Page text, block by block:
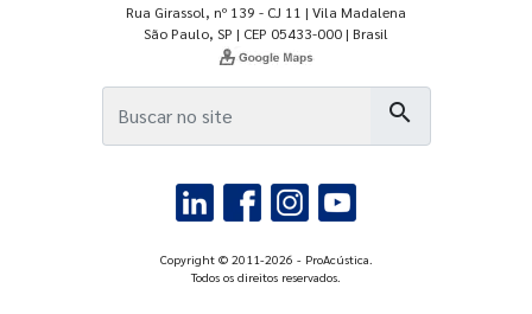
Rua Girassol, nº 139 - CJ 11 | Vila Madalena
São Paulo, SP | CEP 05433-000 | Brasil
search
Copyright © 2011-2026 - ProAcústica.
Todos os direitos reservados.